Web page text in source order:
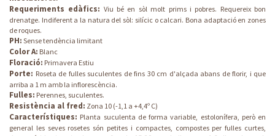
Requeriments edàfics: Viu bé en sòl molt prims i pobres. Requereix bon
drenatge. Indiferent a la natura del sòl: silícic o calcari. Bona adaptació en zones
de roques.
PH: Sense tendència limitant
Color A: Blanc
Floració: Primavera Estiu
Porte: Roseta de fulles suculentes de fins 30 cm d'alçada abans de florir, i que
arriba a 1 m amb la inflorescència.
Fulles: Perennes, suculentes.
Resistència al fred: Zona 10 (-1,1 a +4,4º C)
Característiques: Planta suculenta de forma variable, estolonífera, però en
general les seves rosetes són petites i compactes, compostes per fulles curtes,